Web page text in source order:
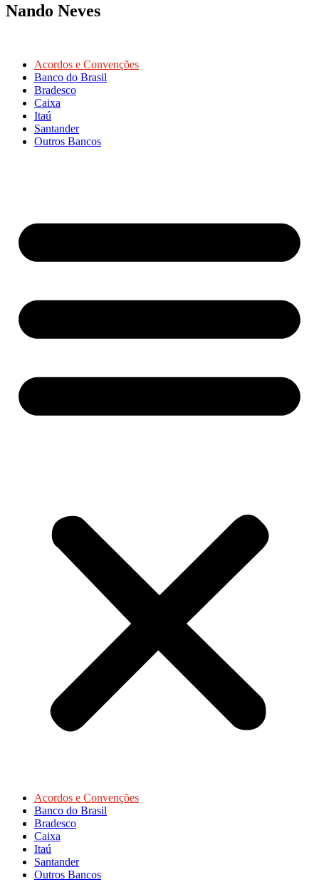
Nando Neves
Acordos e Convenções
Banco do Brasil
Bradesco
Caixa
Itaú
Santander
Outros Bancos
Acordos e Convenções
Banco do Brasil
Bradesco
Caixa
Itaú
Santander
Outros Bancos